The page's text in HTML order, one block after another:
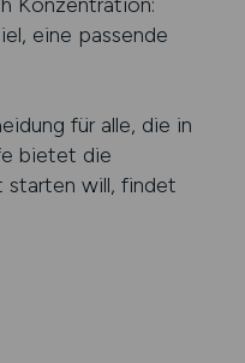
eine passende
für alle, die in
bietet die
starten will, findet